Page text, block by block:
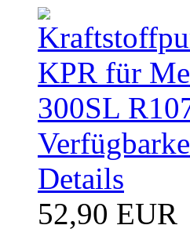
Details
52,90 EUR